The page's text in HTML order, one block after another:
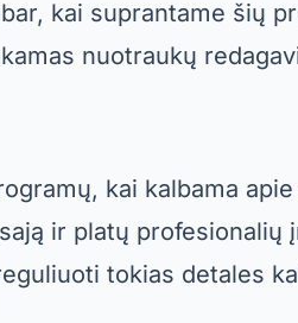
kai suprantame šių
nuotraukų
kai kalbama
ir platų profesionalių
tokias detales